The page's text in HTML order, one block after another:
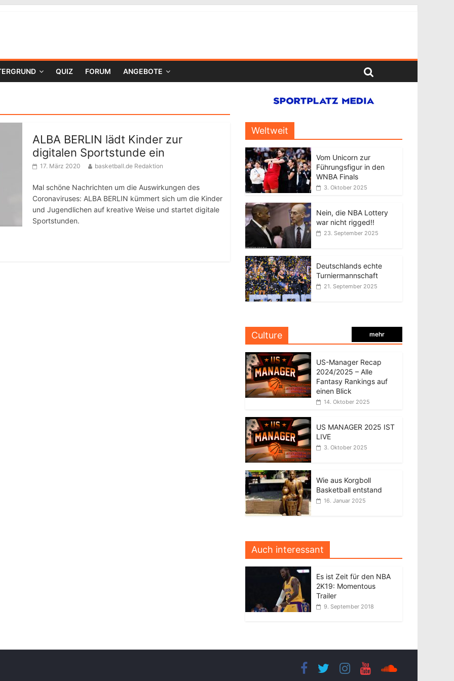
QUIZ FORUM ANGEBOTE
ALBA BERLIN lädt Kinder zur
digitalen Sportstunde ein
17. März 2020 basketball.de Redaktion
Mal schöne Nachrichten um die Auswirkungen des
Coronaviruses: ALBA BERLIN kümmert sich um die Kinder
und Jugendlichen auf kreative Weise und startet digitale
Sportstunden.
Weltweit
Vom Unicorn zur
Führungsfigur in den
WNBA Finals
3. Oktober 2025
Nein, die NBA Lottery
war nicht rigged!!
23. September 2025
Deutschlands echte
Turniermannschaft
21. September 2025
Culture mehr
US-Manager Recap
2024/2025 – Alle
Fantasy Rankings auf
einen Blick
14. Oktober 2025
US MANAGER 2025 IST
LIVE
3. Oktober 2025
Wie aus Korgboll
Basketball entstand
16. Januar 2025
Auch interessant
Es ist Zeit für den NBA
2K19: Momentous
Trailer
9. September 2018